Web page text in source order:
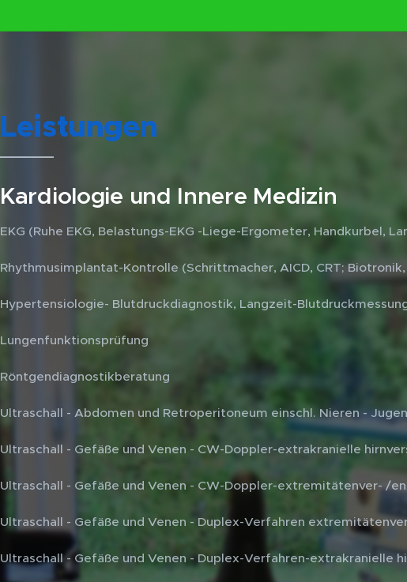
Leistungen
Kardiologie und Innere Medizin
EKG (Ruhe EKG, Belastungs-EKG -Liege-Ergometer, Handkurbel,
Rhythmusimplantat-Kontrolle (Schrittmacher, AICD, CRT;
Hypertensiologie- Blutdruckdiagnostik, Langzeit-
Lungenfunktionsprüfung
Röntgendiagnostikberatung
Ultraschall - Abdomen und Retroperitoneum einschl. Nieren -
Ultraschall - Gefäße und Venen - CW-Doppler-extrakranielle
Ultraschall - Gefäße und Venen - CW-Doppler-extremitätenver- /
Ultraschall - Gefäße und Venen - Duplex-Verfahren
Ultraschall - Gefäße und Venen - Duplex-Verfahren-extrakranielle